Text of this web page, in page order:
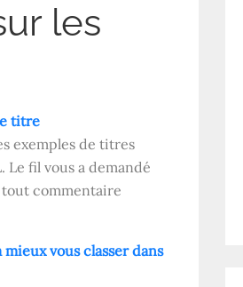
les
titre
exemples de titres
Le fil vous a demandé
tout commentaire
vous classer dans